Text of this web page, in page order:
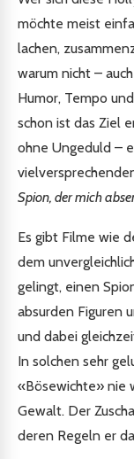
möchte meist
lachen,
warum nicht –
Humor, Tempo
schon ist das Ziel
ohne Ungeduld –
Spion, der mich
Es gibt Filme wie
dem
gelingt, einen
absurden Figuren
und dabei
In solchen sehr
«Bösewichte» nie
Gewalt. Der
deren Regeln er